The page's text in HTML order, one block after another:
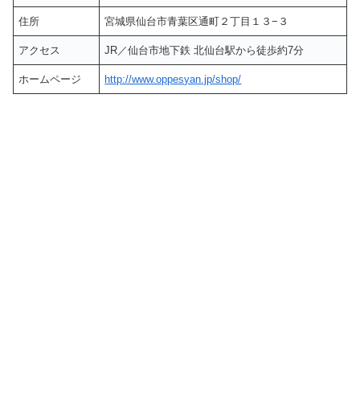
住所 宮城県仙台市青葉区通町２丁目１３−３
アクセス JR／仙台市地下鉄 北仙台駅から徒歩約7分
ホームページ http://www.oppesyan.jp/shop/